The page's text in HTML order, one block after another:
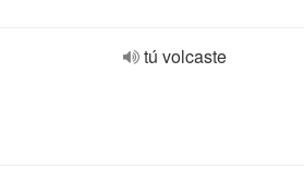
tú volcaste